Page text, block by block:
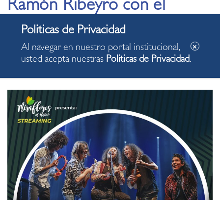
Ramón Ribeyro con el
lanzamiento de su
servicio de streaming
Al navegar en nuestro portal institucional,
usted acepta nuestras Politicas de Privacidad.